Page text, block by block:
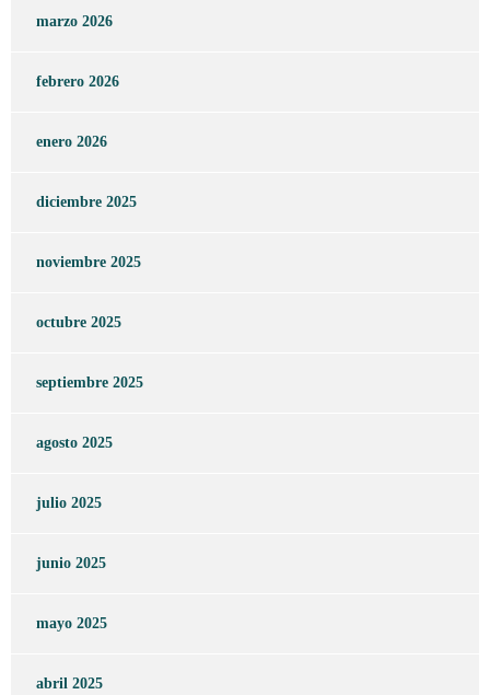
marzo 2026
febrero 2026
enero 2026
diciembre 2025
noviembre 2025
octubre 2025
septiembre 2025
agosto 2025
julio 2025
junio 2025
mayo 2025
abril 2025